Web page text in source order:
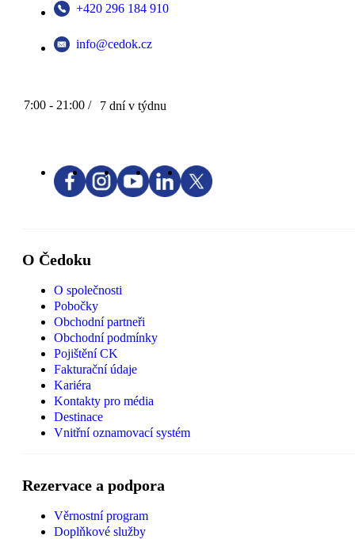
+420 296 184 910
info@cedok.cz
7:00 - 21:00 / 7 dní v týdnu
O Čedoku
O společnosti
Pobočky
Obchodní partneři
Obchodní podmínky
Pojištění CK
Fakturační údaje
Kariéra
Kontakty pro média
Destinace
Vnitřní oznamovací systém
Rezervace a podpora
Věrnostní program
Doplňkové služby